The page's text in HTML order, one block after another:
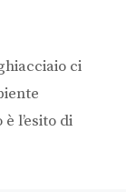
ci
l’esito di